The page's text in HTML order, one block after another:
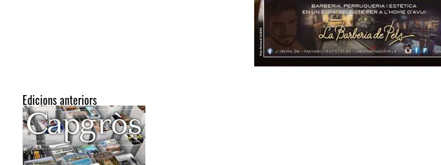
Edicions anteriors